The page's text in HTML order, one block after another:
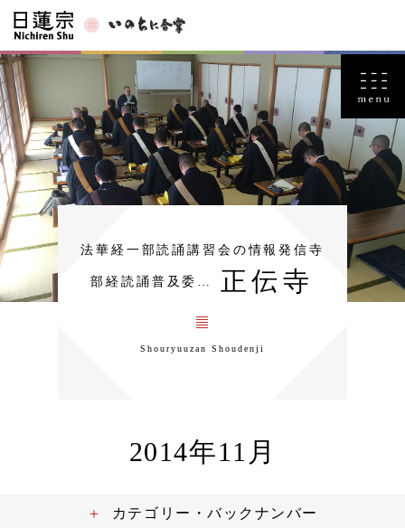
法華経一部読誦講習会の情報発信寺
部経読誦普及委… 正伝寺
Shouryuuzan Shoudenji
2014年11月
カテゴリー・バックナンバー